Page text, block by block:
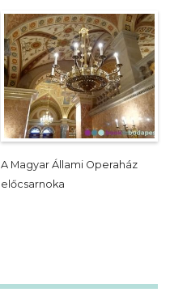
A Magyar Állami Operaház
előcsarnoka